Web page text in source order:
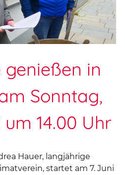
genießen in
Sonntag,
14.00 Uhr
Hauer, langjährige
startet am 7. Juni